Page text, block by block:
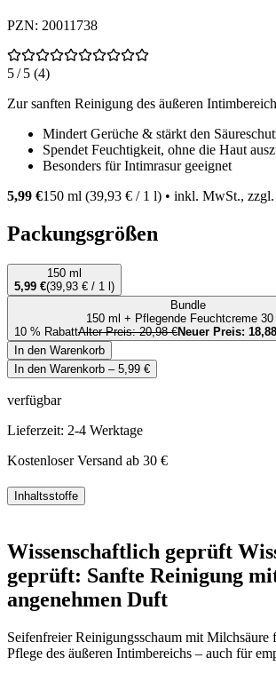
PZN: 20011738
5 / 5 (4)
Zur sanften Reinigung des äußeren
Mindert Gerüche & stärkt den
Spendet Feuchtigkeit, ohne die Haut
Besonders für Intimrasur geeignet
5,99 €150 ml (39,93 € / 1 l) • inkl. MwSt., zzgl.
Packungsgrößen
150 ml
5,99 €(39,93 € / 1 l)
Bundle
150 ml + Pflegende Feuchtcreme 30
10 % RabattAlter Preis: 20,98 €Neuer Preis:
In den Warenkorb
In den Warenkorb – 5,99 €
verfügbar
Lieferzeit: 2-4 Werktage
Kostenloser Versand ab 30 €
Inhaltsstoffe
7 Glyceryl Cocoate, Disodium Laureth
Parfum, Potassium Sorbate, Sodium Benzoate​.
Wissenschaftlich geprüft
geprüft: Sanfte Reinigung
angenehmen Duft
Seifenfreier Reinigungsschaum mit Milchsäure
Pflege des äußeren Intimbereichs – auch für